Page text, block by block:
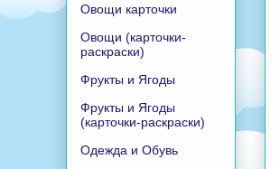
Овощи карточки
Овощи (карточки-
раскраски)
Фрукты и Ягоды
Фрукты и Ягоды
(карточки-раскраски)
Одежда и Обувь